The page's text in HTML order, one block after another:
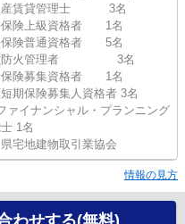
産賃貸管理士 3名
保険上級資格者 1名
保険普通資格者 5名
防火管理者 3名
保険募集資格者 1名
期保険募集人資格者 3名
ァイナンシャル・プランニング
1名
宅地建物取引業協会
情報の見方